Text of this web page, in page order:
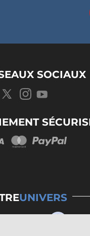
SOCIAUX
UNIVERS